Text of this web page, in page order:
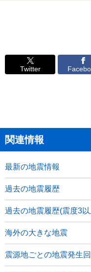
Twitter
関連情報
最新の地震情報
過去の地震履歴
過去の地震履歴(震度3
海外の大きな地震
震源地ごとの地震発生